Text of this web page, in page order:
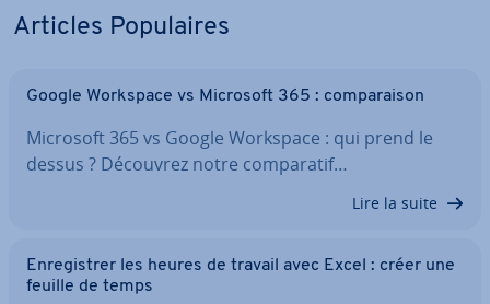
Articles Po­pu­laires
Google Workspace vs Microsoft 365 : com­pa­rai­son
Microsoft 365 vs Google Workspace : qui prend le
dessus ? Découvrez notre com­pa­ra­tif…
Lire la suite
En­re­gis­trer les heures de travail avec Excel : créer une
feuille de temps